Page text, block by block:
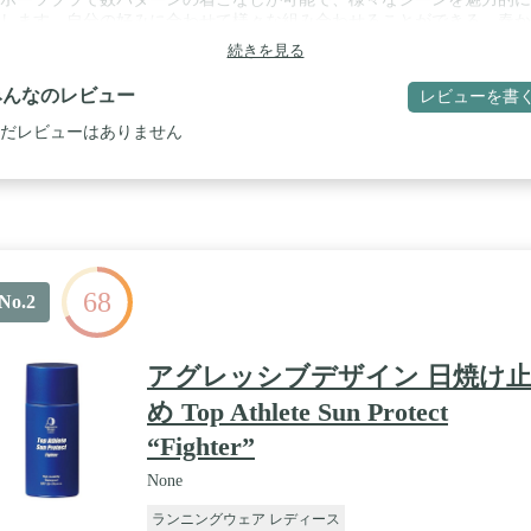
までロングシーズンお使いいただける。 / 【適用場面】いろいろな運動
当！ジョギング、ウォーキング、エクササイズ、フィットネス、筋力ト
ニング、ランニング、ダンス、テニス、ジム、ヨガなど。アウトドア
ルームウェアとしても多様な用途に対応するセットアップ。 / 【抜群
ィット感】通気性に優れた素材で熱を逃がし、体をドライで快適に保ち
、動きやすく、適度なフィット感で体 をより一層引き締めてくれます。
サービス】【Sサイズ】推奨体重42.5g〜47.5kg【Mサイズ】推奨体重
〜52.5kg;【Lサイズ】推奨体重52.5kg〜57.5kg;【XLサイズ】推奨体
〜65kg;【2XLサイズ】推奨体重65kg〜72.5kg;【3XLサイズ】推奨体
〜80kg;【※サイズ表はあくまで目安です。 より高い着圧効果を求め
方はワンサイズ下をオススメします。圧力のある着心地が苦手なお客様
、サイズ表に適したサイズもしくはワンランク上をお求めください。
続きを見る
なのレビュー レビューを書く
だレビューはありません
68
アグレッシブデザイン 日焼け止
め Top Athlete Sun Protect
“Fighter”
None
ランニングウェア レディース